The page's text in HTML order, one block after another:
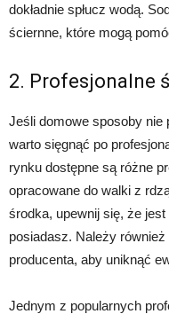
dokładnie spłucz wodą.
ściernne, które mogą
2. Profesjonalne
Jeśli domowe sposoby nie
warto sięgnąć po
rynku dostępne są różne
opracowane do walki z
środka, upewnij się, że
posiadasz. Należy
producenta, aby uniknąć
Jednym z popularnych